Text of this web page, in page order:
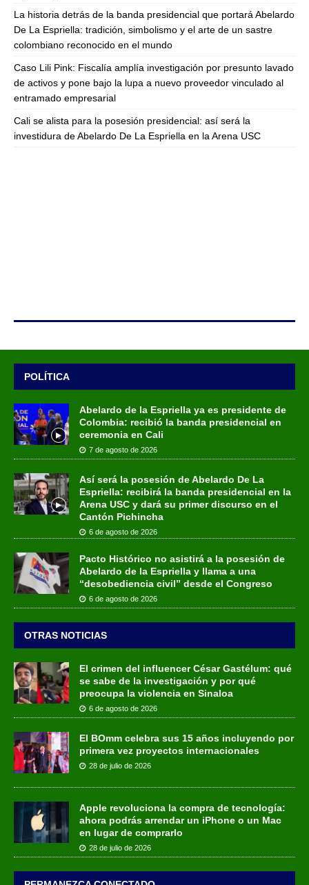
La historia detrás de la banda presidencial que portará Abelardo
De La Espriella: tradición, simbolismo y el arte de un sastre
colombiano reconocido en el mundo
Caso Lili Pink: Fiscalía amplía investigación por presunto lavado
de activos y pone bajo la lupa a nuevo proveedor vinculado al
entramado empresarial
Cali se alista para la posesión presidencial: así será la
investidura de Abelardo De La Espriella en la Arena USC
POLÍTICA
Abelardo de la Espriella ya es presidente de
Colombia: recibió la banda presidencial en
ceremonia en Cali
7 de agosto de 2026
Así será la posesión de Abelardo De La
Espriella: recibirá la banda presidencial en la
Arena USC y dará su primer discurso en el
Cantón Pichincha
6 de agosto de 2026
Pacto Histórico no asistirá a la posesión de
Abelardo de la Espriella y llama a una
“desobediencia civil” desde el Congreso
6 de agosto de 2026
OTRAS NOTICIAS
El crimen del influencer César Gastélum: qué
se sabe de la investigación y por qué
preocupa la violencia en Sinaloa
6 de agosto de 2026
El BOmm celebra sus 15 años incluyendo por
primera vez proyectos internacionales
28 de julio de 2026
Apple revoluciona la compra de tecnología:
ahora podrás arrendar un iPhone o un Mac
en lugar de comprarlo
28 de julio de 2026